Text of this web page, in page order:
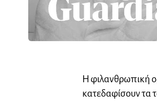
Η φιλανθρωπική
κατεδαφίσουν τα